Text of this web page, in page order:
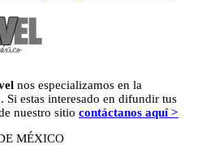
nos especializamos en la
Si estas interesado en difundir tus
nuestro sitio contáctanos aquí >
MÉXICO